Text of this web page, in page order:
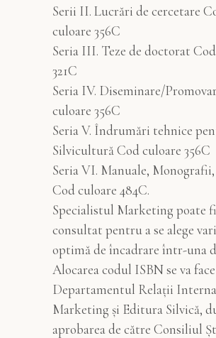
Serii II. Lucrări de cercetare
culoare 356C
Seria III. Teze de doctorat
321C
Seria IV. Diseminare/
culoare 356C
Seria V. Îndrumări tehnice
Silvicultură Cod culoare 356C
Seria VI. Manuale,
Cod culoare 484C.
Specialistul Marketing poate fi
consultat pentru a se alege
optimă de încadrare într-una
Alocarea codul ISBN se va
Departamentul Relații
Marketing și Editura Silvică,
aprobarea de către Consiliul